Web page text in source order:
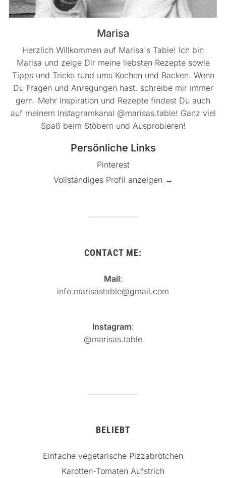
Marisa
Herzlich Willkommen auf Marisa's Table! Ich bin
Marisa und zeige Dir meine liebsten Rezepte sowie
Tipps und Tricks rund ums Kochen und Backen. Wenn
Du Fragen und Anregungen hast, schreibe mir immer
gern. Mehr Inspiration und Rezepte findest Du auch
auf meinem Instagramkanal @marisas.table! Ganz viel
Spaß beim Stöbern und Ausprobieren!
Persönliche Links
Pinterest
Vollständiges Profil anzeigen →
CONTACT ME:
Mail:
info.marisastable@gmail.com
Instagram:
@marisas.table
BELIEBT
Einfache vegetarische Pizzabrötchen
Karotten-Tomaten Aufstrich